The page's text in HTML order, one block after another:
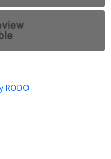
RODO